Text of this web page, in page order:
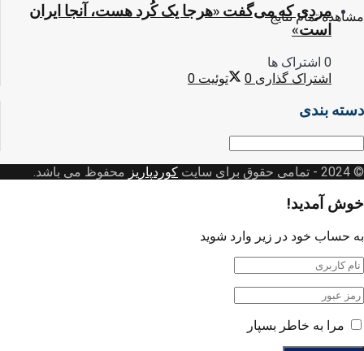
مشاهده تمام نتایج
مردی که می‌گفت «هرجا یک کُرد هست، آنجا ایران
است»
0 اشتراک ها
اشتراک گذاری 0 توئیت 0
دسته بندی
© 2024 - تمامی حقوق برای سایت کوردپاریز محفوظ می باشد.
خوش آمدید!
به حساب خود در زیر وارد شوید
مرا به خاطر بسپار